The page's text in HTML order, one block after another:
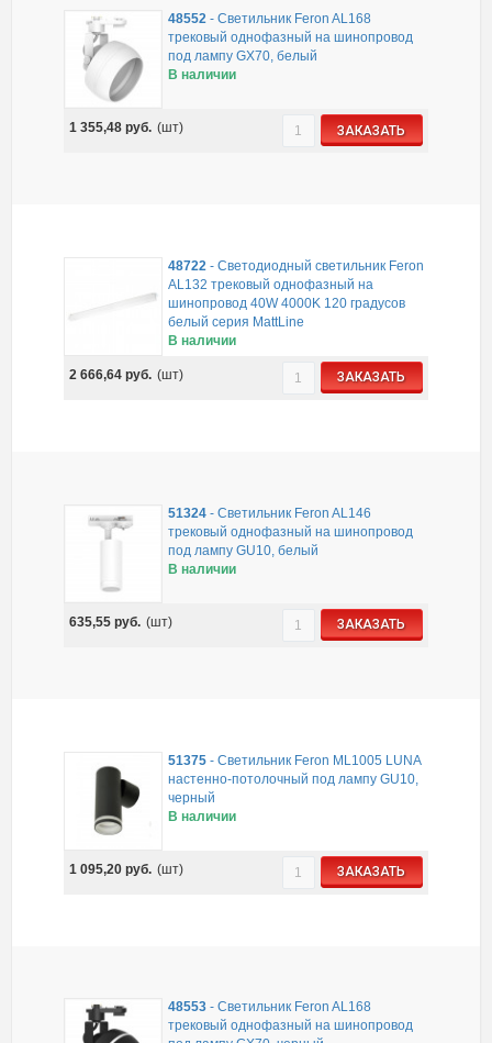
48552 -Светильник Feron AL168
трековый однофазный на шинопровод
под лампу GX70, белый
В наличии
1 355,48руб. (шт) ЗАКАЗАТЬ
48722 -Светодиодный светильник Feron
AL132 трековый однофазный на
шинопровод 40W 4000K 120 градусов
белый серия MattLine
В наличии
2 666,64руб. (шт) ЗАКАЗАТЬ
51324 -Светильник Feron AL146
трековый однофазный на шинопровод
под лампу GU10, белый
В наличии
635,55руб. (шт) ЗАКАЗАТЬ
51375 -Светильник Feron ML1005 LUNA
настенно-потолочный под лампу GU10,
черный
В наличии
1 095,20руб. (шт) ЗАКАЗАТЬ
48553 -Светильник Feron AL168
трековый однофазный на шинопровод